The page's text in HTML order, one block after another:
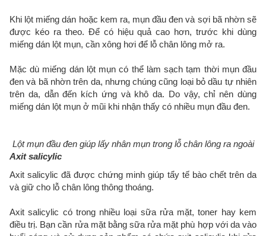
Khi lột miếng dán hoặc kem ra, mụn đầu đen và sợi bã nhờn sẽ
được kéo ra theo. Để có hiệu quả cao hơn, trước khi dùng
miếng dán lột mụn, cần xông hơi để lỗ chân lông mở ra.
Mặc dù miếng dán lột mụn có thể làm sạch tạm thời mụn đầu
đen và bã nhờn trên da, nhưng chúng cũng loại bỏ dầu tự nhiên
trên da, dẫn đến kích ứng và khô da. Do vậy, chỉ nên dùng
miếng dán lột mụn ở mũi khi nhận thấy có nhiều mụn đầu đen.
Lột mụn đầu đen giúp lấy nhân mụn trong lỗ chân lông ra ngoài
Axit salicylic
Axit salicylic đã được chứng minh giúp tẩy tế bào chết trên da
và giữ cho lỗ chân lông thông thoáng.
Axit salicylic có trong nhiều loại sữa rửa mặt, toner hay kem
điều trị. Bạn cần rửa mặt bằng sữa rửa mặt phù hợp với da vào